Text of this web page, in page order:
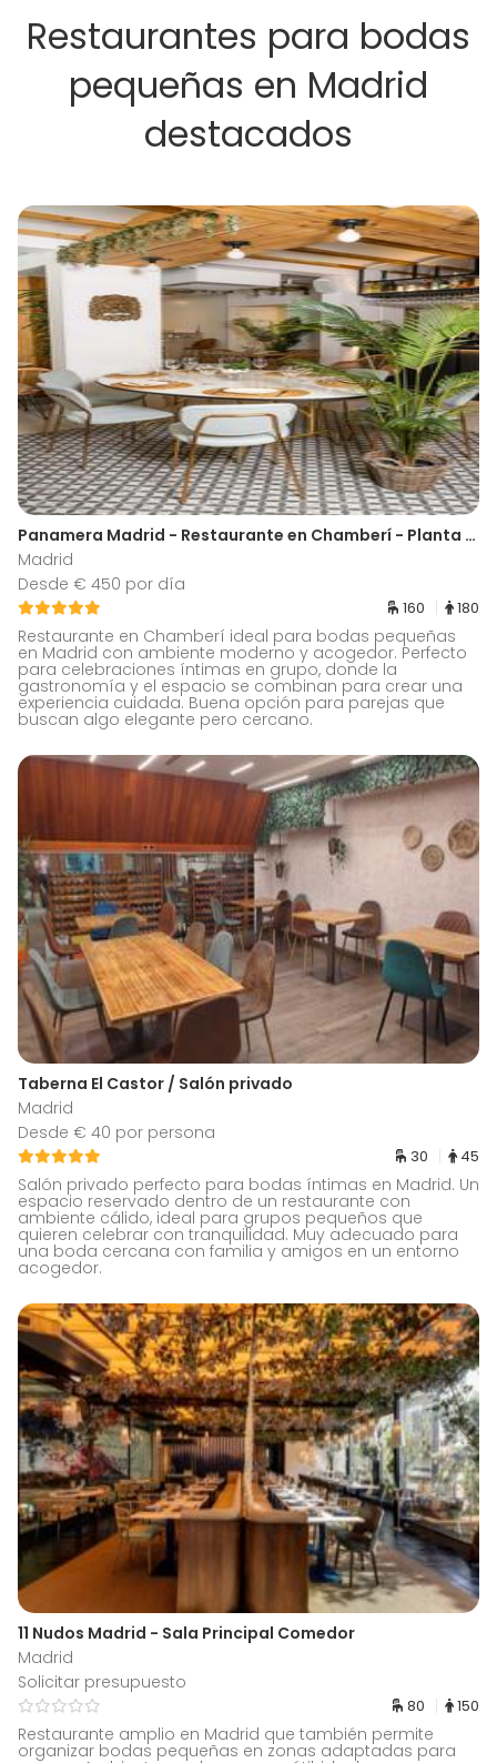
Restaurantes para bodas
pequeñas en Madrid
destacados
Panamera Madrid - Restaurante en Chamberí - Planta Baja
Madrid
Desde € 450 por día
160 180
Restaurante en Chamberí ideal para bodas pequeñas
en Madrid con ambiente moderno y acogedor. Perfecto
para celebraciones íntimas en grupo, donde la
gastronomía y el espacio se combinan para crear una
experiencia cuidada. Buena opción para parejas que
buscan algo elegante pero cercano.
Taberna El Castor / Salón privado
Madrid
Desde € 40 por persona
30 45
Salón privado perfecto para bodas íntimas en Madrid. Un
espacio reservado dentro de un restaurante con
ambiente cálido, ideal para grupos pequeños que
quieren celebrar con tranquilidad. Muy adecuado para
una boda cercana con familia y amigos en un entorno
acogedor.
11 Nudos Madrid - Sala Principal Comedor
Madrid
Solicitar presupuesto
80 150
Restaurante amplio en Madrid que también permite
organizar bodas pequeñas en zonas adaptadas para